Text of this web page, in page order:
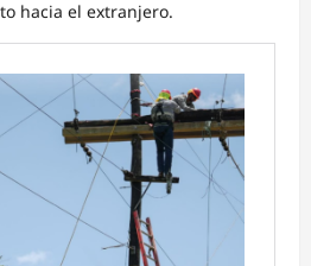
hacia el extranjero.